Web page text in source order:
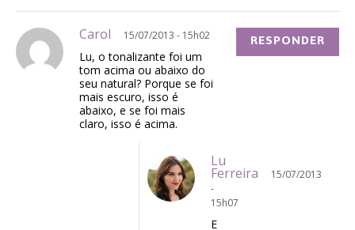
Carol 15/07/2013 - 15h02
Lu, o tonalizante foi um
tom acima ou abaixo do
seu natural? Porque se foi
mais escuro, isso é
abaixo, e se foi mais
claro, isso é acima.
RESPONDER
Lu
Ferreira
15/07/2013
-
15h07
E